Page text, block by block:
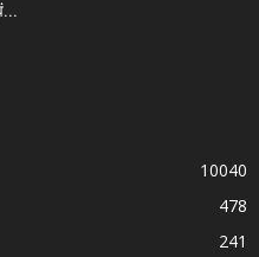
10040
478
241